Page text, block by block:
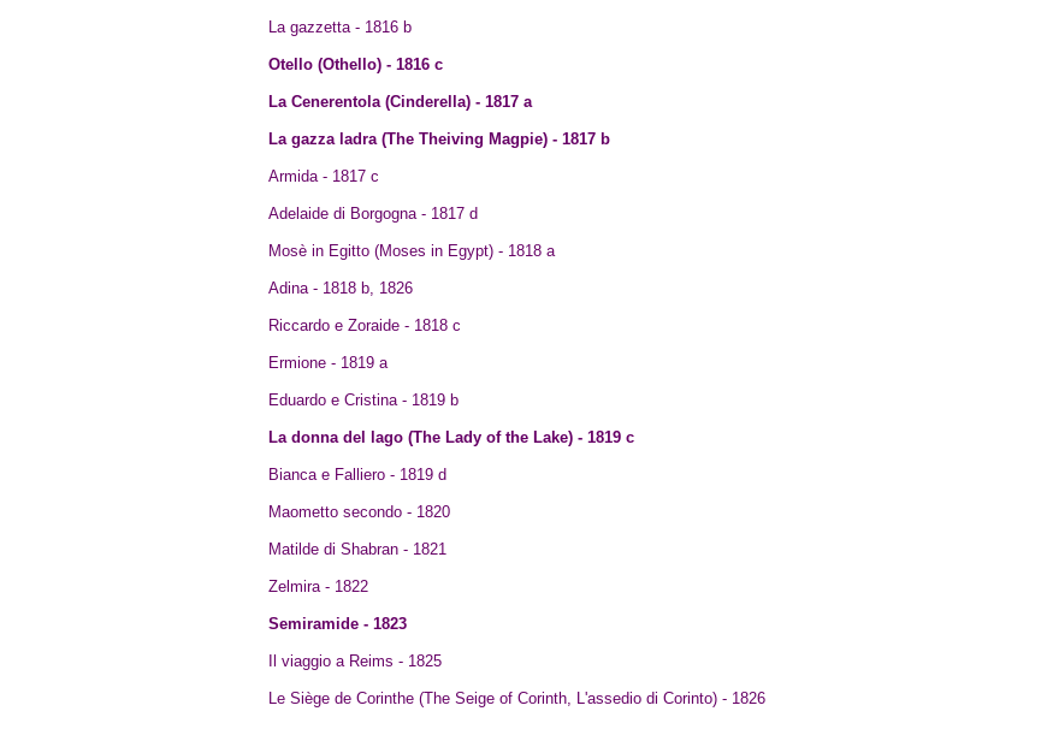
La gazzetta - 1816 b
Otello (Othello) - 1816 c
La Cenerentola (Cinderella) - 1817 a
La gazza ladra (The Theiving Magpie) - 1817 b
Armida - 1817 c
Adelaide di Borgogna - 1817 d
Mosè in Egitto (Moses in Egypt) - 1818 a
Adina - 1818 b, 1826
Riccardo e Zoraide - 1818 c
Ermione - 1819 a
Eduardo e Cristina - 1819 b
La donna del lago (The Lady of the Lake) - 1819 c
Bianca e Falliero - 1819 d
Maometto secondo - 1820
Matilde di Shabran - 1821
Zelmira - 1822
Semiramide - 1823
Il viaggio a Reims - 1825
Le Siège de Corinthe (The Seige of Corinth, L'assedio di Corinto) - 1826